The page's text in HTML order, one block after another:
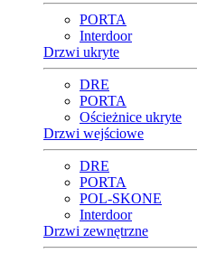
PORTA
Interdoor
Drzwi ukryte
DRE
PORTA
Ościeżnice ukryte
Drzwi wejściowe
DRE
PORTA
POL-SKONE
Interdoor
Drzwi zewnętrzne